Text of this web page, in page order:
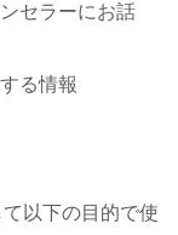
セラーにお話
る情報
以下の目的で使